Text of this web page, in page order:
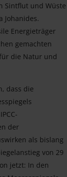
Sintflut und Wüste
Johanides.
Energieträger
gemachten
die Natur und
dass die
der
als bislang
von 29
jetzt: In den